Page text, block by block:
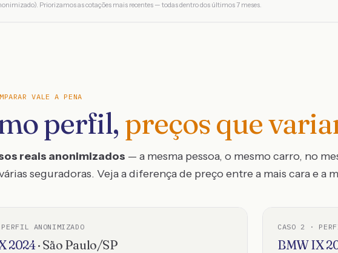
Priorizamos as cotações mais recentes — todas dentro dos últimos 7 meses.
VALE A PENA
perfil, preços que
reais anonimizados — a mesma pessoa, o mesmo carro, no
seguradoras. Veja a diferença de preço entre a mais cara e a
ANONIMIZADO
2024· São Paulo/SP
CASO 2 ·
BMWIX